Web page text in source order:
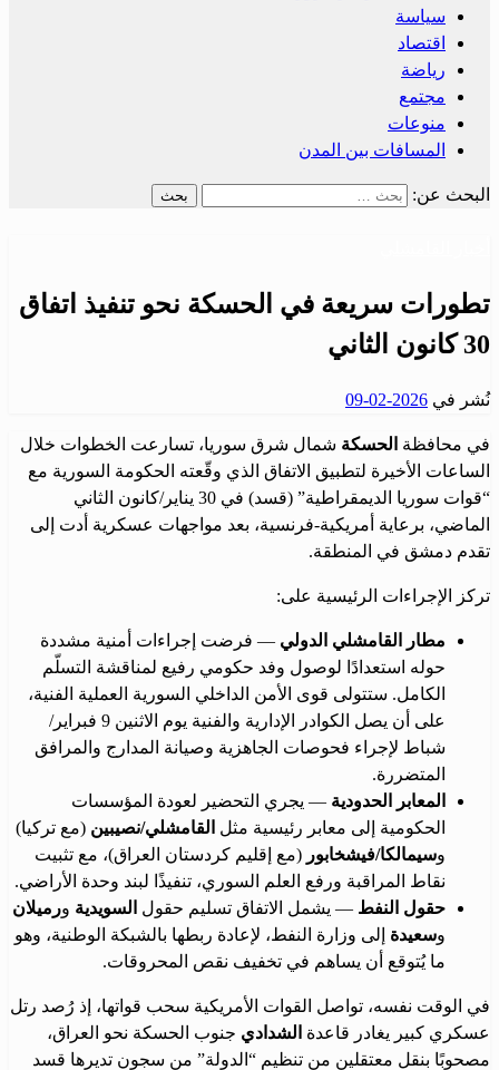
سياسة
اقتصاد
رياضة
مجتمع
منوعات
المسافات بين المدن
البحث عن:
تطورات سريعة في الحسكة نحو تنفيذ اتفاق
30 كانون الثاني
نُشر في 2026-02-09
في محافظة الحسكة شمال شرق سوريا، تسارعت الخطوات خلال
الساعات الأخيرة لتطبيق الاتفاق الذي وقّعته الحكومة السورية مع
“قوات سوريا الديمقراطية” (قسد) في 30 يناير/كانون الثاني
الماضي، برعاية أمريكية-فرنسية، بعد مواجهات عسكرية أدت إلى
تقدم دمشق في المنطقة.
تركز الإجراءات الرئيسية على:
مطار القامشلي الدولي — فرضت إجراءات أمنية مشددة
حوله استعدادًا لوصول وفد حكومي رفيع لمناقشة التسلّم
الكامل. ستتولى قوى الأمن الداخلي السورية العملية الفنية،
على أن يصل الكوادر الإدارية والفنية يوم الاثنين 9 فبراير/
شباط لإجراء فحوصات الجاهزية وصيانة المدارج والمرافق
المتضررة.
المعابر الحدودية — يجري التحضير لعودة المؤسسات
الحكومية إلى معابر رئيسية مثل القامشلي/نصيبين (مع تركيا)
وسيمالكا/فيشخابور (مع إقليم كردستان العراق)، مع تثبيت
نقاط المراقبة ورفع العلم السوري، تنفيذًا لبند وحدة الأراضي.
حقول النفط — يشمل الاتفاق تسليم حقول السويدية ورميلان
وسعيدة إلى وزارة النفط، لإعادة ربطها بالشبكة الوطنية، وهو
ما يُتوقع أن يساهم في تخفيف نقص المحروقات.
في الوقت نفسه، تواصل القوات الأمريكية سحب قواتها، إذ رُصد رتل
عسكري كبير يغادر قاعدة الشدادي جنوب الحسكة نحو العراق،
مصحوبًا بنقل معتقلين من تنظيم “الدولة” من سجون تديرها قسد